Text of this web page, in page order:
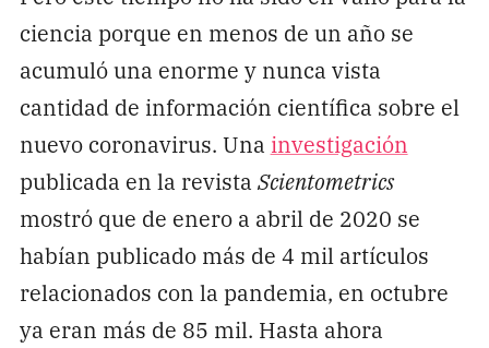
ciencia porque en menos de un año se
acumuló una enorme y nunca vista
cantidad de información científica sobre el
nuevo coronavirus. Una investigación
publicada en la revista Scientometrics
mostró que de enero a abril de 2020 se
habían publicado más de 4 mil artículos
relacionados con la pandemia, en octubre
ya eran más de 85 mil. Hasta ahora